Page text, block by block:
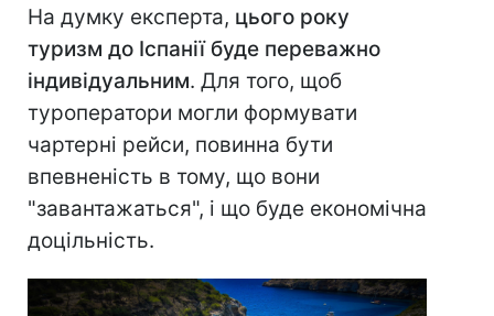
На думку експерта, цього року
туризм до Іспанії буде переважно
індивідуальним. Для того, щоб
туроператори могли формувати
чартерні рейси, повинна бути
впевненість в тому, що вони
"завантажаться", і що буде економічна
доцільність.